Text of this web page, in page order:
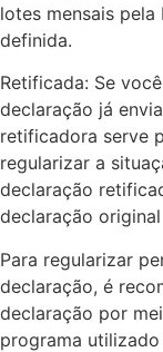
lotes mensais pela
definida.
Retificada: Se
declaração já
retificadora serve
regularizar a
declaração
declaração original
Para regularizar
declaração, é
declaração por
programa